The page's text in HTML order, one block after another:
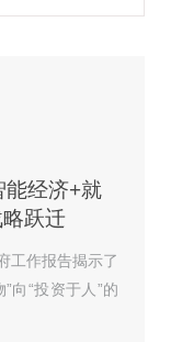
经济+就
跃迁
工作报告揭示了
向“投资于人”的